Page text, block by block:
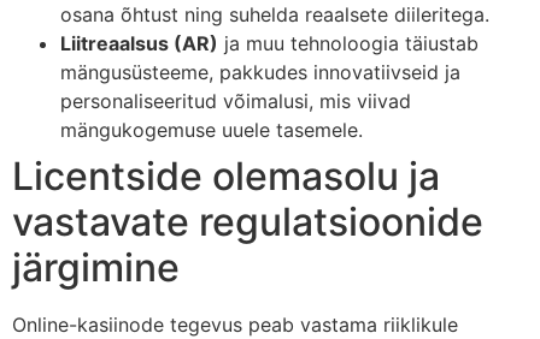
osana õhtust ning suhelda reaalsete diileritega.
Liitreaalsus (AR) ja muu tehnoloogia täiustab
mängusüsteeme, pakkudes innovatiivseid ja
personaliseeritud võimalusi, mis viivad
mängukogemuse uuele tasemele.
Licentside olemasolu ja
vastavate regulatsioonide
järgimine
Online-kasiinode tegevus peab vastama riiklikule